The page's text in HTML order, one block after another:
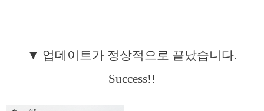
▼ 업데이트가 정상적으로 끝났습니다.
Success!!